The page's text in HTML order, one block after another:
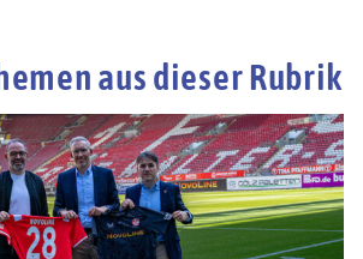
aus dieser Rubrik